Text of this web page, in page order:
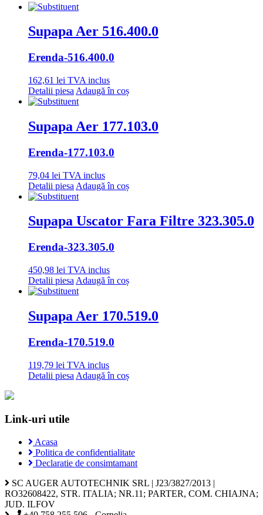
Supapa Aer 516.400.0
Erenda-516.400.0
162,61 lei TVA inclus
Detalii piesa Adaugă în coș
Supapa Aer 177.103.0
Erenda-177.103.0
79,04 lei TVA inclus
Detalii piesa Adaugă în coș
Supapa Uscator Fara Filtre 323.305.0
Erenda-323.305.0
450,98 lei TVA inclus
Detalii piesa Adaugă în coș
Supapa Aer 170.519.0
Erenda-170.519.0
119,79 lei TVA inclus
Detalii piesa Adaugă în coș
Link-uri utile
Acasa
Politica de confidentialitate
Declaratie de consimtamant
SC AUGER AUTOTECHNIK SRL | J23/3827/2013 |
RO32608422, STR. ITALIA; NR.11; PARTER, COM. CHIAJNA;
JUD. ILFOV